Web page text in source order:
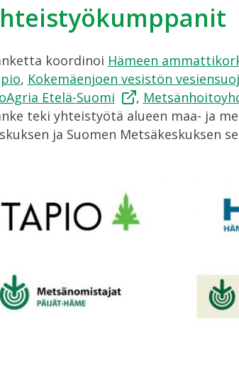
koordinoi Hämeen
, Kokemäenjoen vesistön
Etelä-Suomi
,
teki yhteistyötä alueen maa- ja
ja Suomen Metsäkeskuksen